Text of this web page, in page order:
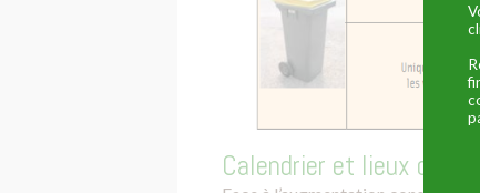
Calendrier et lieux de